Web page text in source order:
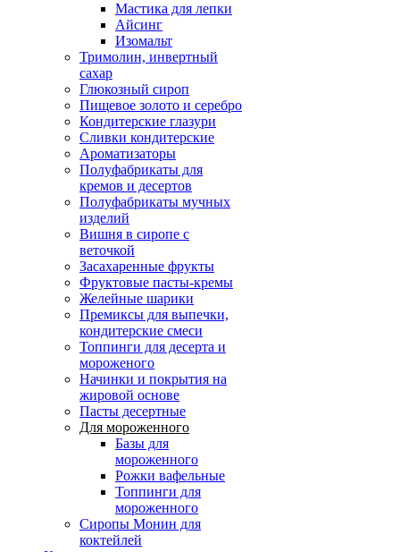
Мастика для лепки
Айсинг
Изомальт
Тримолин, инвертный
сахар
Глюкозный сироп
Пищевое золото и серебро
Кондитерские глазури
Сливки кондитерские
Ароматизаторы
Полуфабрикаты для
кремов и десертов
Полуфабрикаты мучных
изделий
Вишня в сиропе с
веточкой
Засахаренные фрукты
Фруктовые пасты-кремы
Желейные шарики
Премиксы для выпечки,
кондитерские смеси
Топпинги для десерта и
мороженого
Начинки и покрытия на
жировой основе
Пасты десертные
Для мороженного
Базы для
мороженного
Рожки вафельные
Топпинги для
мороженного
Сиропы Монин для
коктейлей